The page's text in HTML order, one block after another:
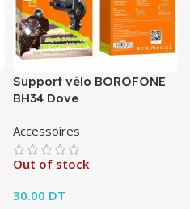
Support vélo BOROFONE
BH34 Dove
Accessoires
Out of stock
30.00 DT